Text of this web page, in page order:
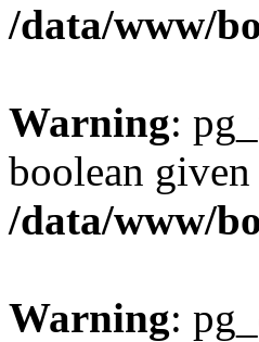
/data/www/
Warning:
boolean
/data/www/
Warning: